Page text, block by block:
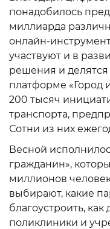
понадобилось
миллиарда
онлайн-
участвуют и в
решения и
платформе «Город
200 тысяч
транспорта,
Сотни из них
Весной
гражданин»,
миллионов
выбирают, какие
благоустроить,
поликлиники и